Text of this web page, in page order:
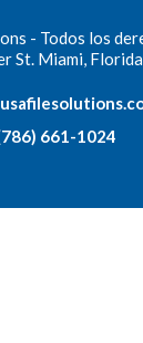
- Todos los
St. Miami,
661-1024